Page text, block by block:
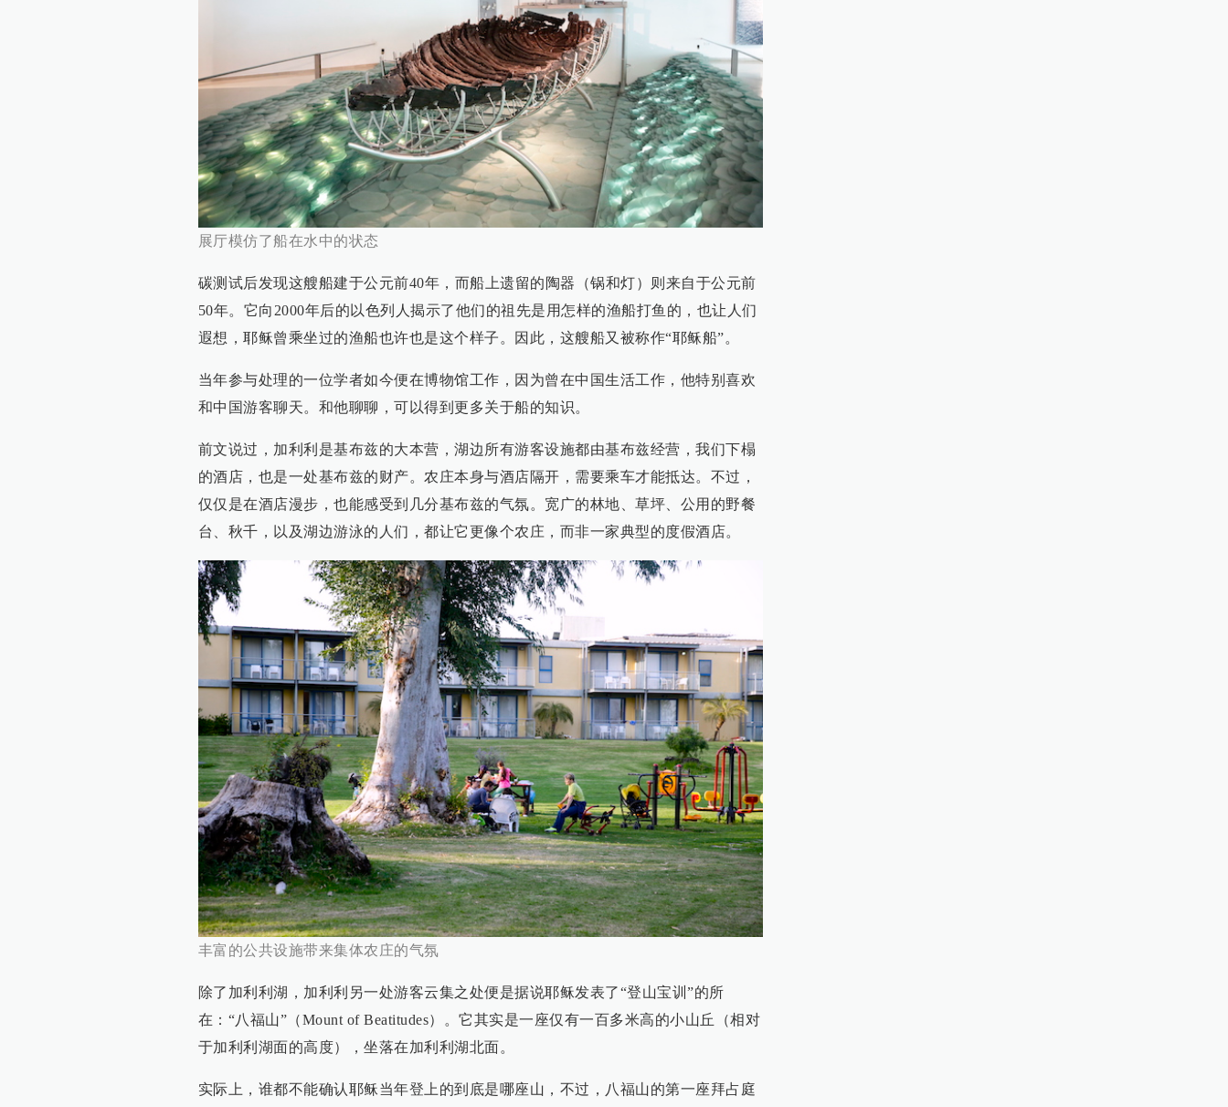
展厅模仿了船在水中的状态
碳测试后发现这艘船建于公元前40年，而船上遗留的陶器（锅和灯）则来自于公元前
50年。它向2000年后的以色列人揭示了他们的祖先是用怎样的渔船打鱼的，也让人们
遐想，耶稣曾乘坐过的渔船也许也是这个样子。因此，这艘船又被称作“耶稣船”。
当年参与处理的一位学者如今便在博物馆工作，因为曾在中国生活工作，他特别喜欢
和中国游客聊天。和他聊聊，可以得到更多关于船的知识。
前文说过，加利利是基布兹的大本营，湖边所有游客设施都由基布兹经营，我们下榻
的酒店，也是一处基布兹的财产。农庄本身与酒店隔开，需要乘车才能抵达。不过，
仅仅是在酒店漫步，也能感受到几分基布兹的气氛。宽广的林地、草坪、公用的野餐
台、秋千，以及湖边游泳的人们，都让它更像个农庄，而非一家典型的度假酒店。
丰富的公共设施带来集体农庄的气氛
除了加利利湖，加利利另一处游客云集之处便是据说耶稣发表了“登山宝训”的所
在：“八福山”（Mount of Beatitudes）。它其实是一座仅有一百多米高的小山丘（相对
于加利利湖面的高度），坐落在加利利湖北面。
实际上，谁都不能确认耶稣当年登上的到底是哪座山，不过，八福山的第一座拜占庭